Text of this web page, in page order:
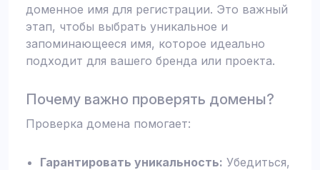
доменное имя для регистрации. Это важный
этап, чтобы выбрать уникальное и
запоминающееся имя, которое идеально
подходит для вашего бренда или проекта.
Почему важно проверять домены?
Проверка домена помогает:
Гарантировать уникальность: Убедиться,